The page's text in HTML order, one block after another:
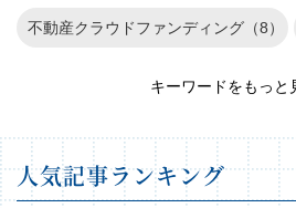
不動産クラウドファンディング（8）
REIT（6） 遺
不動産（2） 家族信託（1） 株式
キーワードをもっと
⼈気記事ランキング